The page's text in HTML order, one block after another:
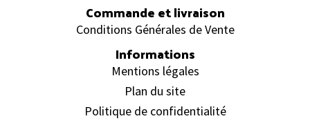
Commande et livraison
Conditions Générales de Vente
Informations
Mentions légales
Plan du site
Politique de confidentialité